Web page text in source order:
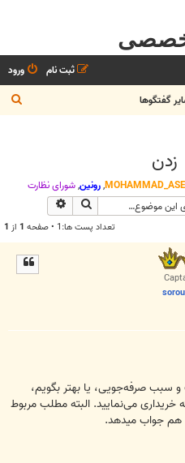
ورود
ثبت نام
گفتگوها
س
زدن
,رونین,شوراي نظارت
جستجو
تعداد پست ها:1 • صفحه 1 از 1
و سبب صرفه‌جویی، یا بهتر بگویم،
خریداری می‌نمایید. البته مطلب مربوط
هم جواب میدهد.